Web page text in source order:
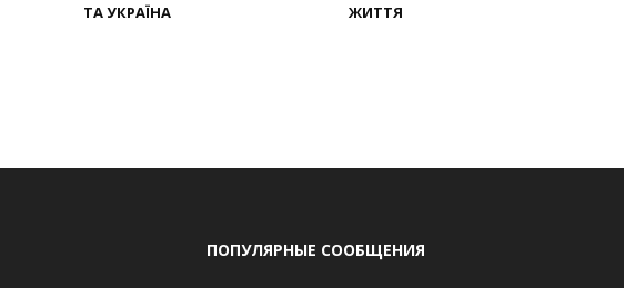
ТА УКРАЇНА
ЖИТТЯ
ПОПУЛЯРНЫЕ СООБЩЕНИЯ